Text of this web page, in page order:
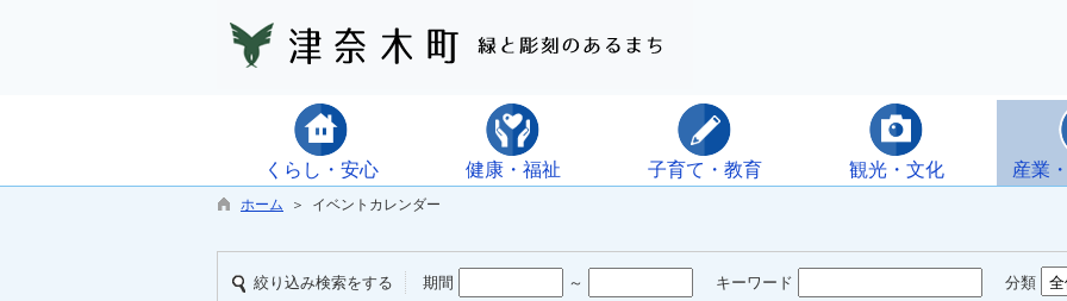
くらし・安心 健康・福祉 子育て・教育 観光・文化 産業
ホーム ＞ イベントカレンダー
絞り込み検索をする 期間 ～ キーワード 分類